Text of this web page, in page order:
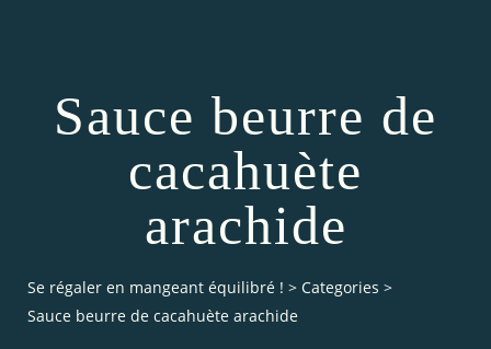
Sauce beurre de
cacahuète
arachide
Se régaler en mangeant équilibré ! > Categories >
Sauce beurre de cacahuète arachide